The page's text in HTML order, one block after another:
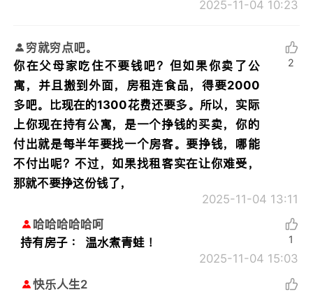
2025-11-04 10:23
穷就穷点吧。
你在父母家吃住不要钱吧？但如果你卖了公
寓，并且搬到外面，房租连食品，得要2000
多吧。比现在的1300花费还要多。所以，实际
上你现在持有公寓，是一个挣钱的买卖，你的
付出就是每半年要找一个房客。要挣钱，哪能
不付出呢？不过，如果找租客实在让你难受，
那就不要挣这份钱了，
2025-11-04 13:11
2
哈哈哈哈哈呵
持有房子 ： 温水煮青蛙 ！
2025-11-04 15:03
1
快乐人生2